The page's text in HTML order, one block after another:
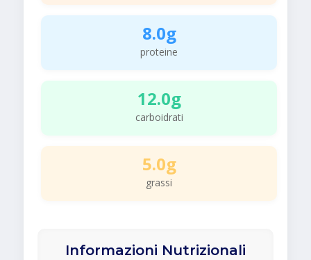
8.0g
proteine
12.0g
carboidrati
5.0g
grassi
Informazioni Nutrizionali